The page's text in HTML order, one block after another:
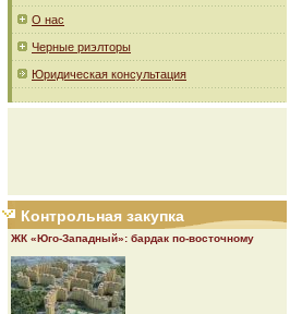
О нас
Черные риэлторы
Юридическая консультация
Контрольная закупка
ЖК «Юго-Западный»: бардак по-восточному